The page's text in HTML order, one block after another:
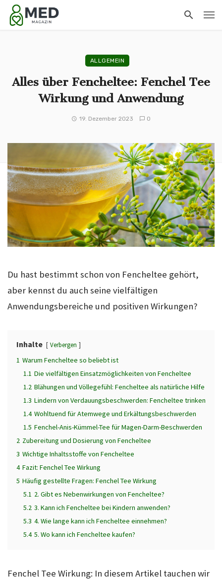
ALLGEMEIN
Alles über Fencheltee: Fenchel Tee
Wirkung und Anwendung
19. Dezember 2023 0
Du hast bestimmt schon von Fencheltee gehört,
aber kennst du auch seine vielfältigen
Anwendungsbereiche und positiven Wirkungen?
Inhalte Verbergen
1 Warum Fencheltee so beliebt ist
1.1 Die vielfältigen Einsatzmöglichkeiten von Fencheltee
1.2 Blähungen und Völlegefühl: Fencheltee als natürliche Hilfe
1.3 Lindern von Verdauungsbeschwerden: Fencheltee trinken
1.4 Wohltuend für Atemwege und Erkältungsbeschwerden
1.5 Fenchel-Anis-Kümmel-Tee für Magen-Darm-Beschwerden
2 Zubereitung und Dosierung von Fencheltee
3 Wichtige Inhaltsstoffe von Fencheltee
4 Fazit: Fenchel Tee Wirkung
5 Häufig gestellte Fragen: Fenchel Tee Wirkung
5.1 2. Gibt es Nebenwirkungen von Fencheltee?
5.2 3. Kann ich Fencheltee bei Kindern anwenden?
5.3 4. Wie lange kann ich Fencheltee einnehmen?
5.4 5. Wo kann ich Fencheltee kaufen?
Fenchel Tee Wirkung: In diesem Artikel tauchen wir